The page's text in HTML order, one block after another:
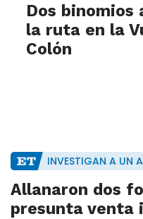
Dos binomios
la ruta en la
Colón
INVESTIGAN A UN
Allanaron dos
presunta venta